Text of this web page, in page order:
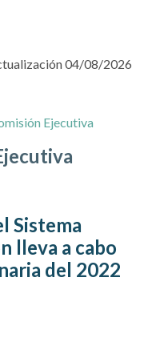
04/08/2026
Ejecutiva
Sistema
lleva a cabo
del 2022